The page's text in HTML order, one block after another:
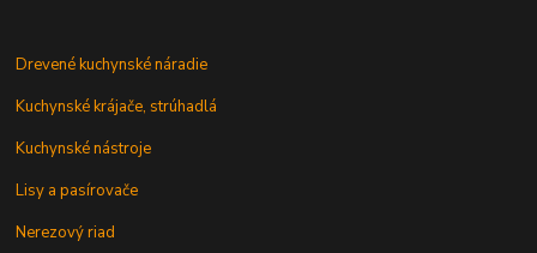
Drevené kuchynské náradie
Kuchynské krájače, strúhadlá
Kuchynské nástroje
Lisy a pasírovače
Nerezový riad